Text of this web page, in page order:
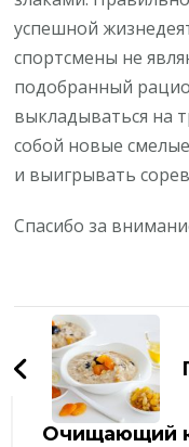
успешной
спортсмены не
подобранный
выкладываться на
собой новые
и выигрывать
Спасибо за
по
записям
Очищающий